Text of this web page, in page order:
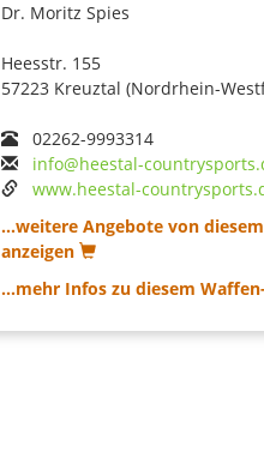
Dr. Moritz Spies
Heesstr. 155
57223 Kreuztal (Nordrhein-
02262-9993314
info@heestal-
www.heestal-
...weitere Angebote von
anzeigen
...mehr Infos zu diesem